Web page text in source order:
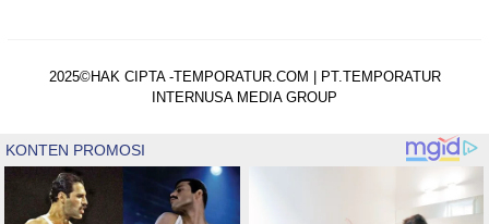
2025©HAK CIPTA -TEMPORATUR.COM | PT.TEMPORATUR
INTERNUSA MEDIA GROUP